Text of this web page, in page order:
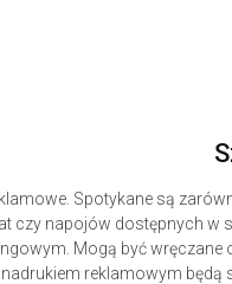
Spotykane są
czy napojów dostępnych w
Mogą być
nadrukiem reklamowym będą